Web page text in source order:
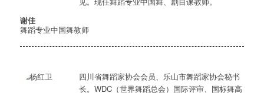
谢佳
舞蹈专业中国舞教师
四川省舞蹈家协会会员、乐山市舞蹈家协会秘书
长。WDC（世界舞蹈总会）国际评审、国标舞高